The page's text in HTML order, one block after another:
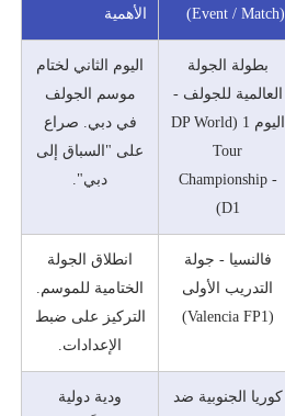
(Event / Match) الأهمية
بطولة الجولة
العالمية للجولف -
اليوم 1 (DP World
Tour
Championship -
D1)
اليوم الثاني لختام
موسم الجولف
في دبي. صراع
على "السباق إلى
دبي".
فالنسيا - جولة
التدريب الأولى
(Valencia FP1)
انطلاق الجولة
الختامية للموسم.
التركيز على ضبط
الإعدادات.
كوريا الجنوبية ضد
ودية دولية